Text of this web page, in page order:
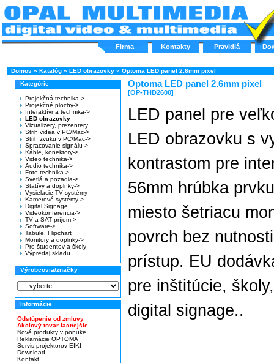
Firma Kontakty Pravidlá
Domov » Katalóg » LED obrazovky » Optoma LED panel 2.6mm pixel
Kategórie
Projekčná technika->
Projekčné plochy->
Interaktívna technika->
LED obrazovky
Vizualizery, prezentery
Strih videa v PC/Mac->
Strih zvuku v PC/Mac->
Spracovanie signálu->
Káble, konektory->
Video technika->
Audio technika->
Foto technika->
Svetlá a pozadia->
Statívy a doplnky->
Vysielacie TV systémy
Kamerové systémy->
Digital Signage
Videokonferencia->
TV a SAT príjem->
Software->
Tabule, Flipchart
Monitory a doplnky->
Pre študentov a školy
Výpredaj skladu
Výrobcovia/značky
Informácie
Odstúpenie od zmluvy
Akciový tovar lacnejšie
Nové produkty v ponuke
Reklamácie OPTOMA
Servis projektorov EIKI
Download
Kontakt
Optoma LED panel 2.6mm pixel
[OP-THD2600]
LED panel pre
LED obrazovku s
kontrastom pre
56mm hrúbka
miesto šetriacu
povrch bez
prístup. EU
pre inštitúcie,
digital signage..